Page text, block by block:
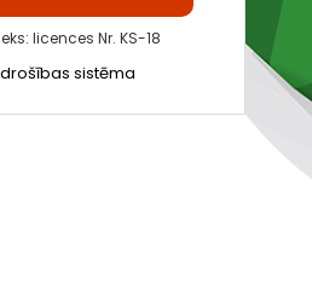
licences Nr. KS-18
sistēma